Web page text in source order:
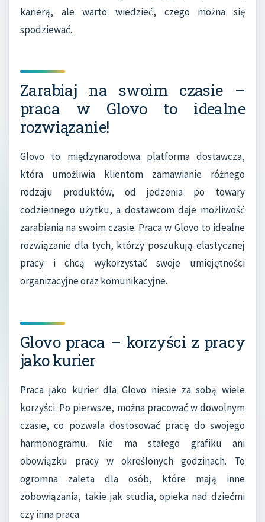
karierą, ale warto wiedzieć, czego można się
spodziewać.
Zarabiaj na swoim czasie –
praca w Glovo to idealne
rozwiązanie!
Glovo to międzynarodowa platforma dostawcza,
która umożliwia klientom zamawianie różnego
rodzaju produktów, od jedzenia po towary
codziennego użytku, a dostawcom daje możliwość
zarabiania na swoim czasie. Praca w Glovo to idealne
rozwiązanie dla tych, którzy poszukują elastycznej
pracy i chcą wykorzystać swoje umiejętności
organizacyjne oraz komunikacyjne.
Glovo praca – korzyści z pracy
jako kurier
Praca jako kurier dla Glovo niesie za sobą wiele
korzyści. Po pierwsze, można pracować w dowolnym
czasie, co pozwala dostosować pracę do swojego
harmonogramu. Nie ma stałego grafiku ani
obowiązku pracy w określonych godzinach. To
ogromna zaleta dla osób, które mają inne
zobowiązania, takie jak studia, opieka nad dziećmi
czy inna praca.